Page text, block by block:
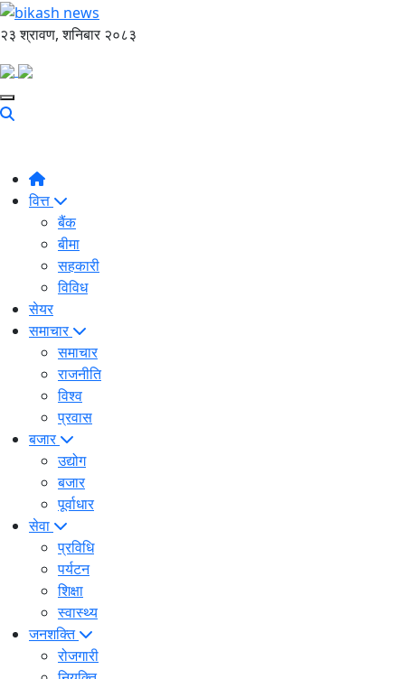
२३ श्रावण, शनिबार २०८३
वित्त
बैंक
बीमा
सहकारी
विविध
सेयर
समाचार
समाचार
राजनीति
विश्व
प्रवास
बजार
उद्योग
बजार
पूर्वाधार
सेवा
प्रविधि
पर्यटन
शिक्षा
स्वास्थ्य
जनशक्ति
रोजगारी